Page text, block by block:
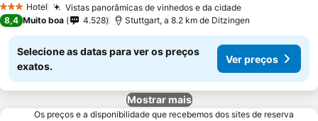
3 EstrelasHotel Vistas panorâmicas de vinhedos e da cidadeVer preços
Ver preços
8,4 Muito boa 4.528 Stuttgart, a 8.2 km de Ditzingen
Selecione as datas para ver os preços
exatos.
Ver preços
Mostrar mais
Os preços e a disponibilidade que recebemos dos sites de reserva